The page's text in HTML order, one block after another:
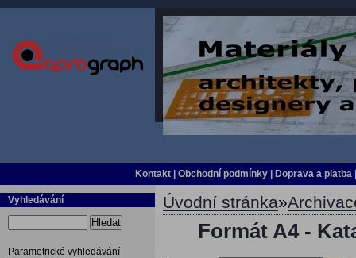
Kontakt Obchodní podmínky Doprava a platba
Vyhledávání
Hledat
Parametrické vyhledávání
Úvodní stránka»
Formát A4 -